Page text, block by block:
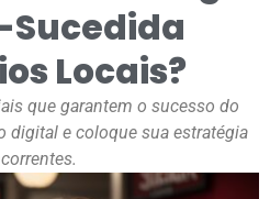
Sucedida
Locais?
que garantem o sucesso do
digital e coloque sua estratégia